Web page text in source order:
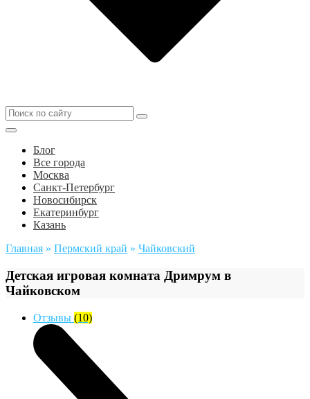
Блог
Все города
Москва
Санкт-Петербург
Новосибирск
Екатеринбург
Казань
Главная » Пермский край » Чайковский
Детская игровая комната Дримрум в
Чайковском
Отзывы (10)